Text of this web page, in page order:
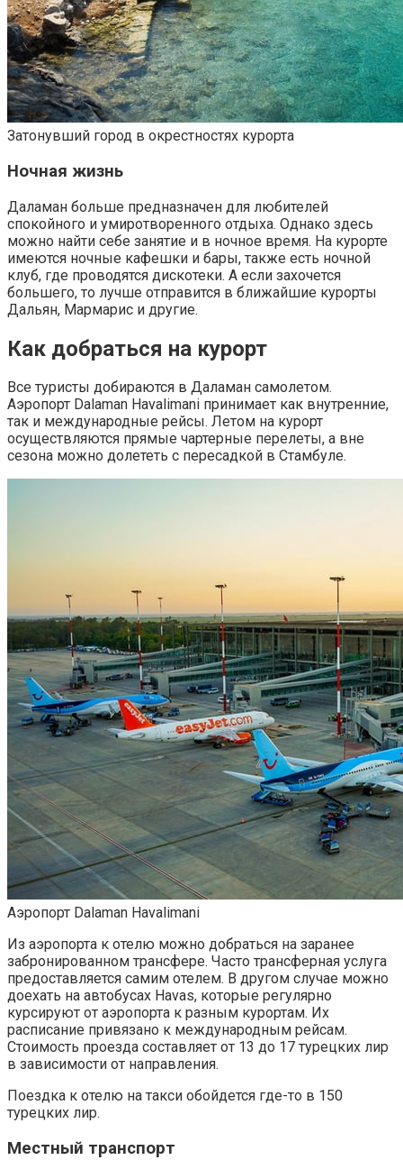
Затонувший город в окрестностях курорта
Ночная жизнь
Даламан больше предназначен для любителей
спокойного и умиротворенного отдыха. Однако здесь
можно найти себе занятие и в ночное время. На курорте
имеются ночные кафешки и бары, также есть ночной
клуб, где проводятся дискотеки. А если захочется
большего, то лучше отправится в ближайшие курорты
Дальян, Мармарис и другие.
Как добраться на курорт
Все туристы добираются в Даламан самолетом.
Аэропорт Dalaman Havalimani принимает как внутренние,
так и международные рейсы. Летом на курорт
осуществляются прямые чартерные перелеты, а вне
сезона можно долететь с пересадкой в Стамбуле.
Аэропорт Dalaman Havalimani
Из аэропорта к отелю можно добраться на заранее
забронированном трансфере. Часто трансферная услуга
предоставляется самим отелем. В другом случае можно
доехать на автобусах Havas, которые регулярно
курсируют от аэропорта к разным курортам. Их
расписание привязано к международным рейсам.
Стоимость проезда составляет от 13 до 17 турецких лир
в зависимости от направления.
Поездка к отелю на такси обойдется где-то в 150
турецких лир.
Местный транспорт